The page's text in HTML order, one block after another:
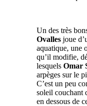
Un des très
Ovalles joue
aquatique, une
qu’il modifie,
lesquels Omar
arpèges sur le
C’est un peu
soleil couchant
en dessous de